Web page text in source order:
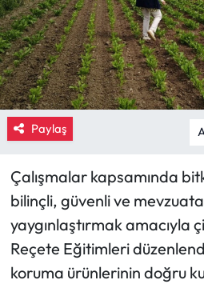
Paylaş
Çalışmalar kapsamında
bilinçli, güvenli ve mevzuata
yaygınlaştırmak amacıyla
Reçete Eğitimleri
koruma ürünlerinin doğru
Güncel
İskilip Haberleri
Kargı Haberleri
Kimdir?
Kültür Sanat
Laçin Haberleri
Magazin